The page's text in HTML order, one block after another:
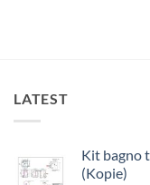
LATEST
Kit bagno
(Kopie)